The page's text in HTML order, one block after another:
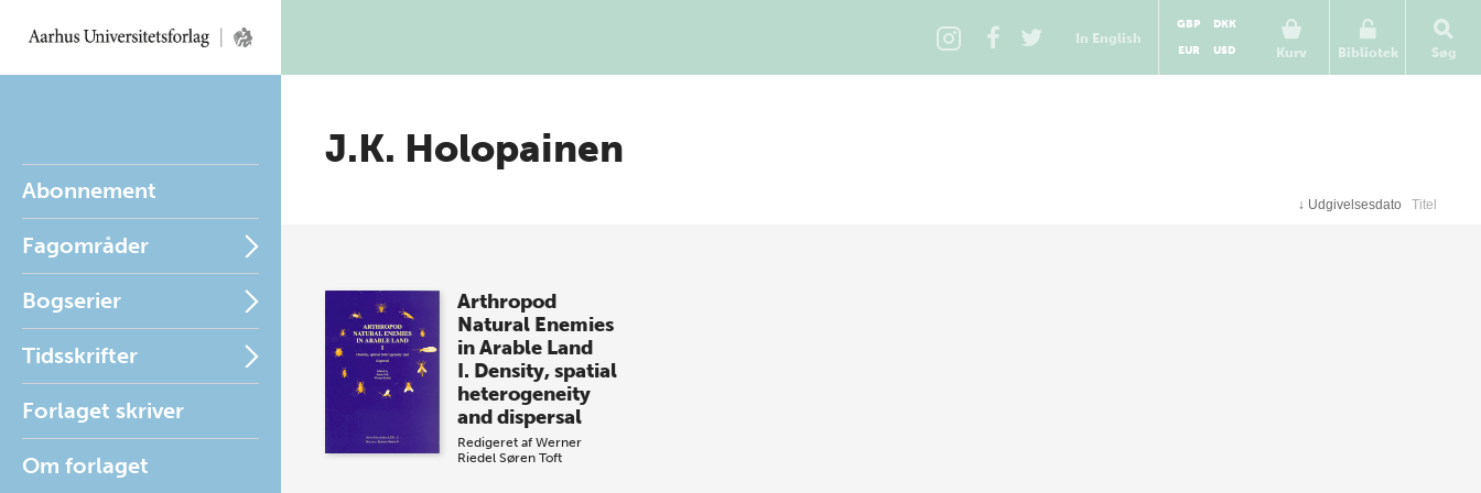
In English
Kurv
GBP
DKK
EUR
USD Bibliotek Søg
Abonnement
Fagområder
Bogserier
Tidsskrifter
Forlaget skriver
Om forlaget
J.K. Holopainen
↓ Udgivelsesdato Titel
Arthropod
Natural Enemies
in Arable Land
I. Density, spatial
heterogeneity
and dispersal
Redigeret af Werner
Riedel Søren Toft